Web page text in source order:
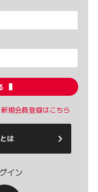
新規会員登録はこちら
イン